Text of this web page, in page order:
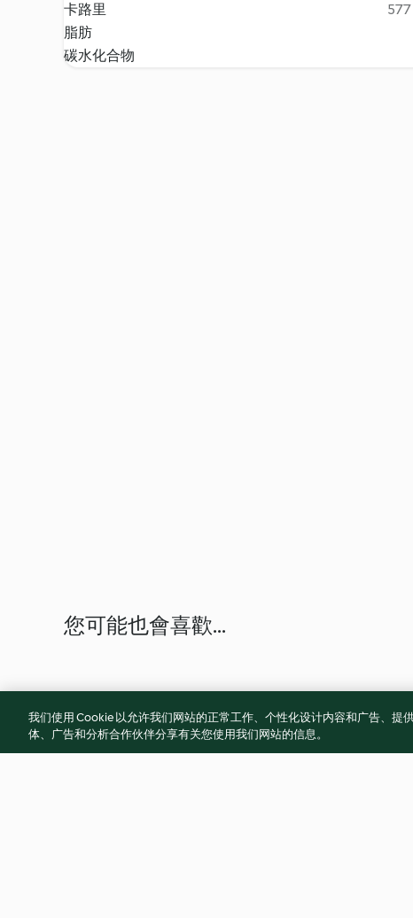
卡路里
脂肪
碳水化合物
您可能也會喜歡...
我们使用 Cookie 以允许我们网站的正常工作、个性化设计内容和广告、提
体、广告和分析合作伙伴分享有关您使用我们网站的信息。